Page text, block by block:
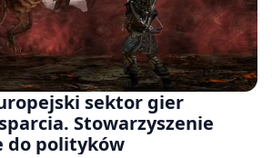
sektor gier
Stowarzyszenie
do polityków